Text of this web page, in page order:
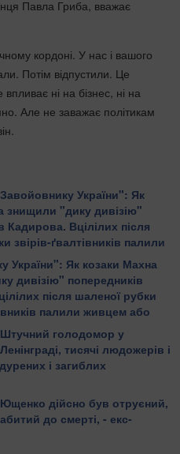
Павла Гриба, вважає
кордоні. У нас і вашого
Потім відпустили. Це
ні на бізнес, ні на
Але не заважає політикам
України": Як
знищили "дику дивізію"
Кадирова. Вцілілих після
звірів-ґвалтівників палили
рубали на дрібні
України": Як козаки Махна
дивізію" попередників
після шаленої рубки
палили живцем або
на дрібні шматки
голодомор у
тисячі людожерів і
і загиблих
дійсно був отруєний,
до смерті, - екс-